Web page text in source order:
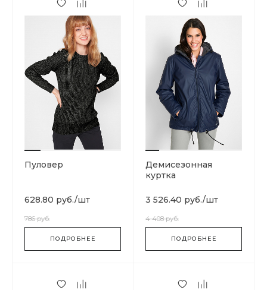
Пуловер
628.80 руб./шт
786 руб.
ПОДРОБНЕЕ
Демисезонная
куртка
3 526.40 руб./шт
4 408 руб.
ПОДРОБНЕЕ